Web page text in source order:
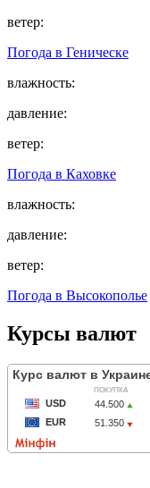
ветер:
Погода в Геническе
влажность:
давление:
ветер:
Погода в Каховке
влажность:
давление:
ветер:
Погода в Высокополье
Курсы валют